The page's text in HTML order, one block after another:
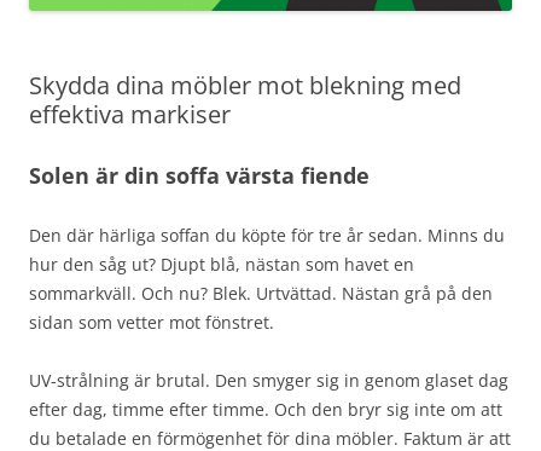
Skydda dina möbler mot blekning med
effektiva markiser
Solen är din soffa värsta fiende
Den där härliga soffan du köpte för tre år sedan. Minns du
hur den såg ut? Djupt blå, nästan som havet en
sommarkväll. Och nu? Blek. Urtvättad. Nästan grå på den
sidan som vetter mot fönstret.
UV-strålning är brutal. Den smyger sig in genom glaset dag
efter dag, timme efter timme. Och den bryr sig inte om att
du betalade en förmögenhet för dina möbler. Faktum är att